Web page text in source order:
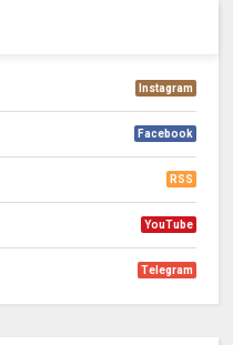
Instagram
Facebook
RSS
YouTube
Telegram